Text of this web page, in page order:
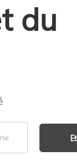
du